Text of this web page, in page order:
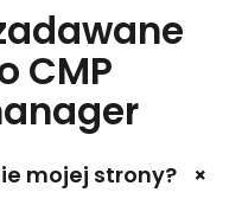
CMP
mojej strony? +